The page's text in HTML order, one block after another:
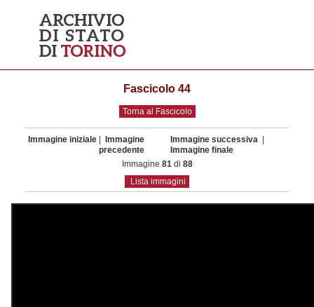
Fascicolo 44
Torna al Fascicolo
Immagine iniziale
Immagine
precedente
Immagine successiva
Immagine finale
Immagine 81di 88
Lista immagini